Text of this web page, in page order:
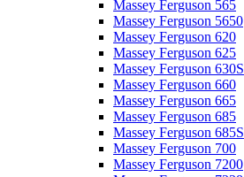
Massey Ferguson 565
Massey Ferguson 5650
Massey Ferguson 620
Massey Ferguson 625
Massey Ferguson 630S
Massey Ferguson 660
Massey Ferguson 665
Massey Ferguson 685
Massey Ferguson 685S
Massey Ferguson 700
Massey Ferguson 7200